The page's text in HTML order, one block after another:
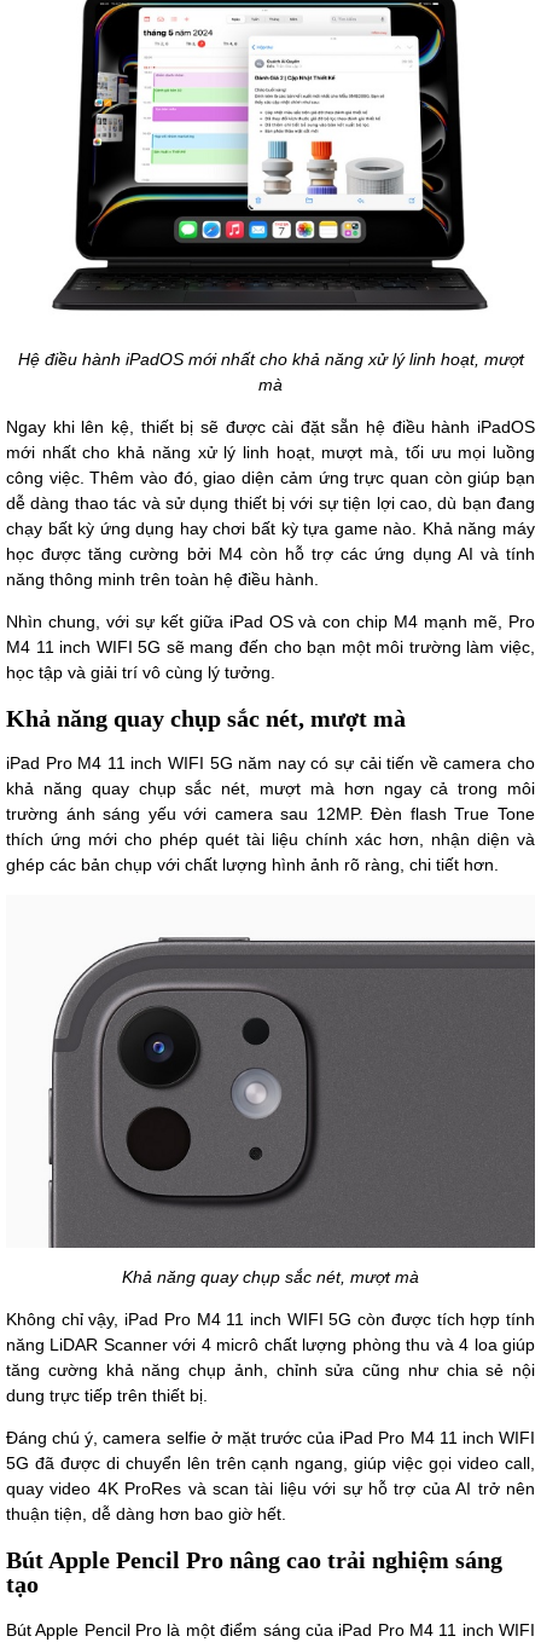
Hệ điều hành iPadOS mới nhất cho khả năng xử lý linh hoạt, mượt
mà
Ngay khi lên kệ, thiết bị sẽ được cài đặt sẵn hệ điều hành iPadOS
mới nhất cho khả năng xử lý linh hoạt, mượt mà, tối ưu mọi luồng
công việc. Thêm vào đó, giao diện cảm ứng trực quan còn giúp bạn
dễ dàng thao tác và sử dụng thiết bị với sự tiện lợi cao, dù bạn đang
chạy bất kỳ ứng dụng hay chơi bất kỳ tựa game nào. Khả năng máy
học được tăng cường bởi M4 còn hỗ trợ các ứng dụng AI và tính
năng thông minh trên toàn hệ điều hành.
Nhìn chung, với sự kết giữa iPad OS và con chip M4 mạnh mẽ, Pro
M4 11 inch WIFI 5G sẽ mang đến cho bạn một môi trường làm việc,
học tập và giải trí vô cùng lý tưởng.
Khả năng quay chụp sắc nét, mượt mà
iPad Pro M4 11 inch WIFI 5G năm nay có sự cải tiến về camera cho
khả năng quay chụp sắc nét, mượt mà hơn ngay cả trong môi
trường ánh sáng yếu với camera sau 12MP. Đèn flash True Tone
thích ứng mới cho phép quét tài liệu chính xác hơn, nhận diện và
ghép các bản chụp với chất lượng hình ảnh rõ ràng, chi tiết hơn.
Khả năng quay chụp sắc nét, mượt mà
Không chỉ vậy, iPad Pro M4 11 inch WIFI 5G còn được tích hợp tính
năng LiDAR Scanner với 4 micrô chất lượng phòng thu và 4 loa giúp
tăng cường khả năng chụp ảnh, chỉnh sửa cũng như chia sẻ nội
dung trực tiếp trên thiết bị.
Đáng chú ý, camera selfie ở mặt trước của iPad Pro M4 11 inch WIFI
5G đã được di chuyển lên trên cạnh ngang, giúp việc gọi video call,
quay video 4K ProRes và scan tài liệu với sự hỗ trợ của AI trở nên
thuận tiện, dễ dàng hơn bao giờ hết.
Bút Apple Pencil Pro nâng cao trải nghiệm sáng
tạo
Bút Apple Pencil Pro là một điểm sáng của iPad Pro M4 11 inch WIFI